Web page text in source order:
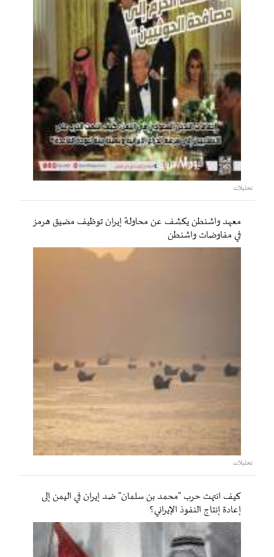
تحليلات
معهد واشنطن يكشف عن محاولة إيران توظيف مضيق هرمز
في مفاوضات واشنطن
تحليلات
كيف انتهت حرب "محمد بن سلمان" ضد إيران في اليمن إلى
إعادة إنتاج النفوذ الإيراني؟